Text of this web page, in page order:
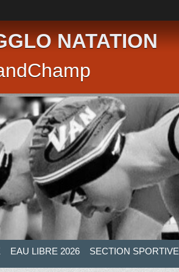
NATATION
EAU LIBRE 2026 SECTION SPORTIVE